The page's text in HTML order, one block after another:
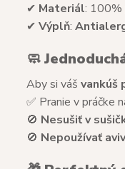
✔ Materiál: 100%
✔ Výplň:
🧼
Aby si váš vankúš
✅ Pranie v práčke
🚫 Nesušiť v
🚫 Nepoužívať